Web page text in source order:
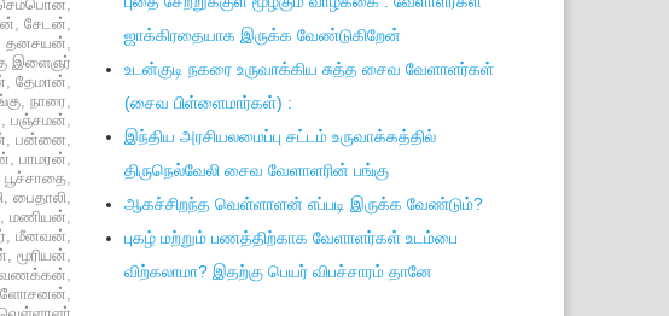
,
, சேடன்,
தனசயன்,
இளைஞர்
, தேமான்,
, நாரை,
, பஞ்சமன்,
, பன்னை,
, பாமரன்,
பூச்சாதை,
, பைதாலி,
, மணியன்,
, மீனவன்,
, மூரியன்,
வணக்கன்,
,
ஜாக்கிரதையாக இருக்க வேண்டுகிறேன்
உடன்குடி நகரை உருவாக்கிய சுத்த சைவ வேளாளர்கள்
(சைவ பிள்ளைமார்கள்) :
இந்திய அரசியலமைப்பு சட்டம் உருவாக்கத்தில்
திருநெல்வேலி சைவ வேளாளரின் பங்கு
ஆகச்சிறந்த வெள்ளாளன் எப்படி இருக்க வேண்டும்?
புகழ் மற்றும் பணத்திற்காக வேளாளர்கள் உடம்பை
விற்கலாமா? இதற்கு பெயர் விபச்சாரம் தானே